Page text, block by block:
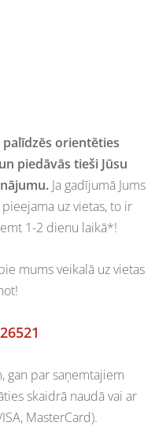
orientēties
piedāvās tieši Jūsu
Ja gadījumā Jums
uz vietas, to ir
1-2 dienu laikā*!
mums veikalā uz vietas
gan par saņemtajiem
skaidrā naudā vai ar
MasterCard).